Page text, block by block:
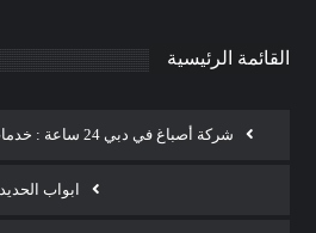
القائمة الرئيسية
شركة أصباغ في دبي 24 ساعة : خدمات احترافية لتجديد منزلك
ابواب الحديد